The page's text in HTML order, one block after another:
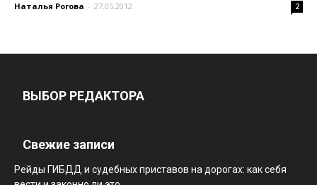
Наталья Рогова - 27.05.2012 2
ВЫБОР РЕДАКТОРА
Свежие записи
Рейды ГИБДД и судебных приставов на дорогах: как себя